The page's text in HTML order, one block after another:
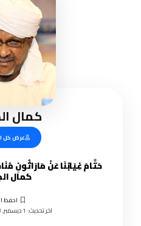
كمال
عرض كل
حَتَّامَ غِيَابُنَا عَنْ مَارَاثُونِ
كمال
اخر تحديث: 1 ديسمبر, 2018 9:46 صباحًا